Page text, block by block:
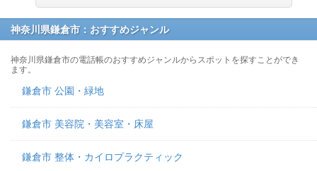
神奈川県鎌倉市：おすすめジャンル
神奈川県鎌倉市の電話帳のおすすめジャンルからスポットを探すことができ
ます。
鎌倉市 公園・緑地
鎌倉市 美容院・美容室・床屋
鎌倉市 整体・カイロプラクティック